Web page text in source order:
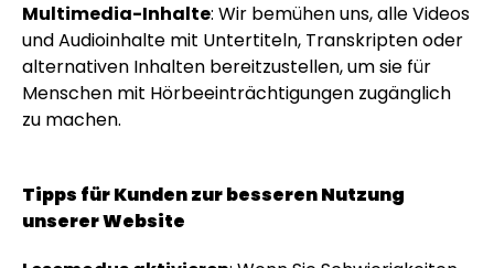
Multimedia-Inhalte: Wir bemühen uns, alle Videos
und Audioinhalte mit Untertiteln, Transkripten oder
alternativen Inhalten bereitzustellen, um sie für
Menschen mit Hörbeeinträchtigungen zugänglich
zu machen.
Tipps für Kunden zur besseren Nutzung
unserer Website